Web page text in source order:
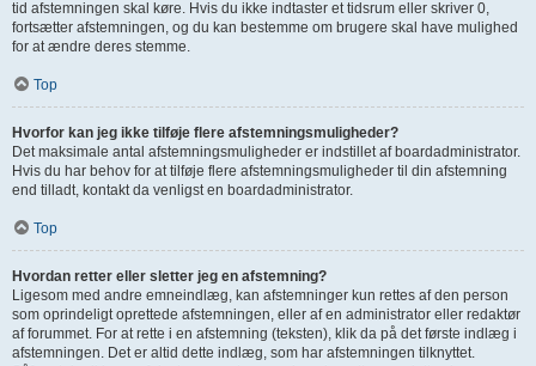
tid afstemningen skal køre. Hvis du ikke indtaster et tidsrum eller skriver 0,
fortsætter afstemningen, og du kan bestemme om brugere skal have mulighed
for at ændre deres stemme.
Top
Hvorfor kan jeg ikke tilføje flere afstemningsmuligheder?
Det maksimale antal afstemningsmuligheder er indstillet af boardadministrator.
Hvis du har behov for at tilføje flere afstemningsmuligheder til din afstemning
end tilladt, kontakt da venligst en boardadministrator.
Top
Hvordan retter eller sletter jeg en afstemning?
Ligesom med andre emneindlæg, kan afstemninger kun rettes af den person
som oprindeligt oprettede afstemningen, eller af en administrator eller redaktør
af forummet. For at rette i en afstemning (teksten), klik da på det første indlæg i
afstemningen. Det er altid dette indlæg, som har afstemningen tilknyttet.